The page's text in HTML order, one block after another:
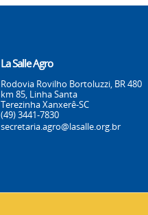
La Salle Agro
Rodovia Rovilho Bortoluzzi, BR 480
km 85, Linha Santa
Terezinha Xanxerê-SC
(49) 3441-7830
secretaria.agro@lasalle.org.br